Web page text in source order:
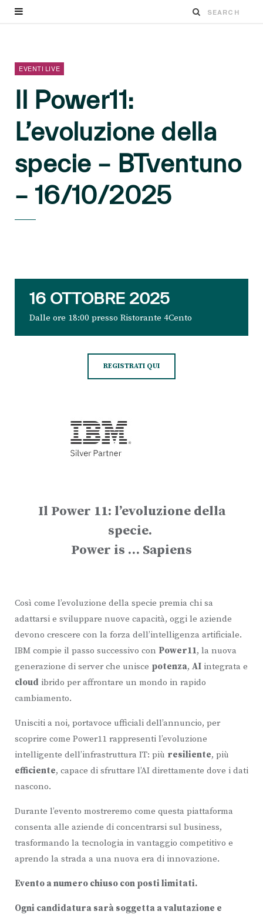
EVENTI LIVE
Il Power11:
L’evoluzione della
specie – BTventuno
– 16/10/2025
16 OTTOBRE 2025
Dalle ore 18:00 presso Ristorante 4Cento
REGISTRATI QUI
Il Power 11: l’evoluzione della
specie.
Power is … Sapiens
Così come l’evoluzione della specie premia chi sa
adattarsi e sviluppare nuove capacità, oggi le aziende
devono crescere con la forza dell’intelligenza artificiale.
IBM compie il passo successivo con Power11, la nuova
generazione di server che unisce potenza, AI integrata e
cloud ibrido per affrontare un mondo in rapido
cambiamento.
Unisciti a noi, portavoce ufficiali dell’annuncio, per
scoprire come Power11 rappresenti l’evoluzione
intelligente dell’infrastruttura IT: più resiliente, più
efficiente, capace di sfruttare l’AI direttamente dove i dati
nascono.
Durante l’evento mostreremo come questa piattaforma
consenta alle aziende di concentrarsi sul business,
trasformando la tecnologia in vantaggio competitivo e
aprendo la strada a una nuova era di innovazione.
Evento a numero chiuso con posti limitati.
Ogni candidatura sarà soggetta a valutazione e